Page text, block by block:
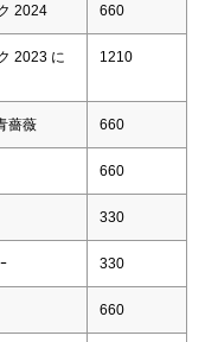
2024 660
2023 に
1210
薔薇 660
660
330
330
660